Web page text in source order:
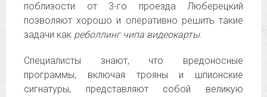
поблизости от 3-го проезда Люберецкий
позволяют хорошо и оперативно решить такие
задачи как реболлинг чипа видеокарты.
Специалисты знают, что вредоносные
программы, включая трояны и шпионские
сигнатуры, представляют собой великую